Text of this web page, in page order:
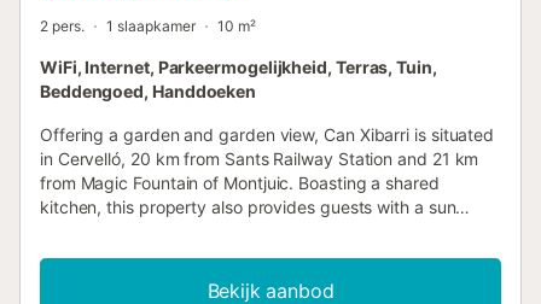
2 pers. 1 slaapkamer 10 m²
WiFi, Internet, Parkeermogelijkheid, Terras, Tuin,
Beddengoed, Handdoeken
Offering a garden and garden view, Can Xibarri is situated
in Cervelló, 20 km from Sants Railway Station and 21 km
from Magic Fountain of Montjuic. Boasting a shared
kitchen, this property also provides guests with a sun
Bekijk aanbod